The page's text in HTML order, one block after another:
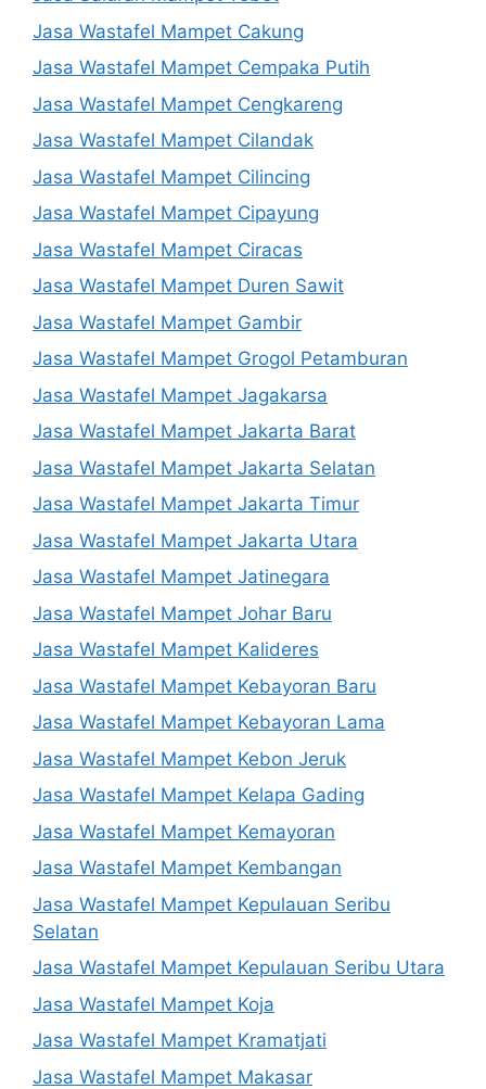
Jasa Wastafel Mampet Cakung
Jasa Wastafel Mampet Cempaka Putih
Jasa Wastafel Mampet Cengkareng
Jasa Wastafel Mampet Cilandak
Jasa Wastafel Mampet Cilincing
Jasa Wastafel Mampet Cipayung
Jasa Wastafel Mampet Ciracas
Jasa Wastafel Mampet Duren Sawit
Jasa Wastafel Mampet Gambir
Jasa Wastafel Mampet Grogol Petamburan
Jasa Wastafel Mampet Jagakarsa
Jasa Wastafel Mampet Jakarta Barat
Jasa Wastafel Mampet Jakarta Selatan
Jasa Wastafel Mampet Jakarta Timur
Jasa Wastafel Mampet Jakarta Utara
Jasa Wastafel Mampet Jatinegara
Jasa Wastafel Mampet Johar Baru
Jasa Wastafel Mampet Kalideres
Jasa Wastafel Mampet Kebayoran Baru
Jasa Wastafel Mampet Kebayoran Lama
Jasa Wastafel Mampet Kebon Jeruk
Jasa Wastafel Mampet Kelapa Gading
Jasa Wastafel Mampet Kemayoran
Jasa Wastafel Mampet Kembangan
Jasa Wastafel Mampet Kepulauan Seribu
Selatan
Jasa Wastafel Mampet Kepulauan Seribu Utara
Jasa Wastafel Mampet Koja
Jasa Wastafel Mampet Kramatjati
Jasa Wastafel Mampet Makasar